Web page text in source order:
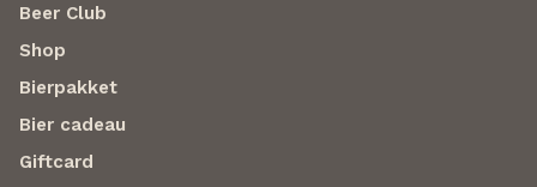
Beer Club
Shop
Bierpakket
Bier cadeau
Giftcard